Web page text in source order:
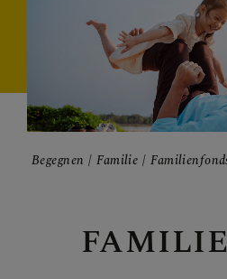
Medienportal
Gottesdienste
Presse
Veranstaltungen
Begegnen Familie